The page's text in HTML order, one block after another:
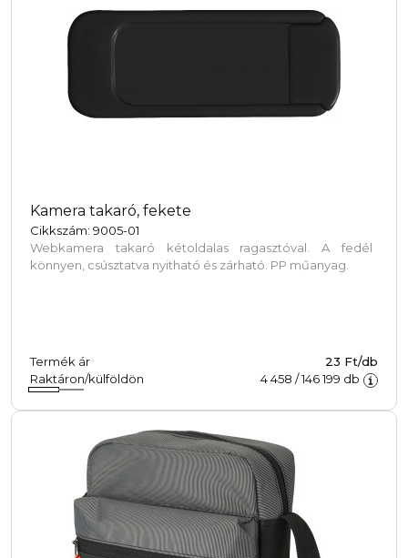
Kamera takaró, fekete
Cikkszám: 9005-01
Webkamera takaró kétoldalas ragasztóval. A fedél
könnyen, csúsztatva nyitható és zárható. PP műanyag.
Termék ár
23 Ft/db
Raktáron/külföldön
4 458 /146 199 db